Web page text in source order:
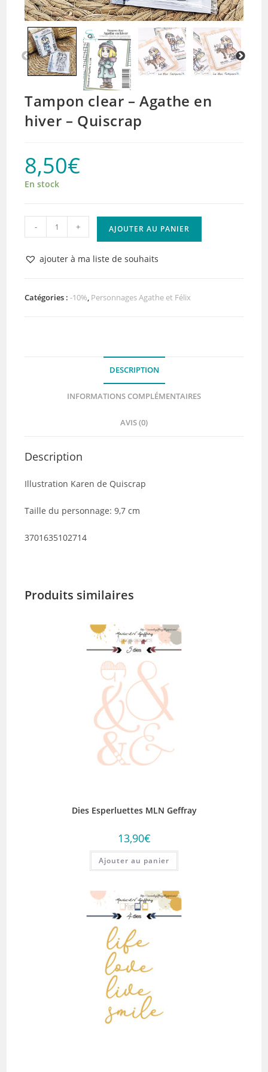
Tampon clear – Agathe en
hiver – Quiscrap
8,50€
En stock
quantité
de
Tampon
clear
Agathe
- + AJOUTER AU PANIER
ajouter à ma liste de souhaits
Catégories :-10%, Personnages Agathe et Félix
DESCRIPTION
INFORMATIONS COMPLÉMENTAIRES
AVIS (0)
Description
Illustration Karen de Quiscrap
Taille du personnage: 9,7 cm
3701635102714
Produits similaires
Dies Esperluettes MLN Geffray
13,90€
Ajouter au panier